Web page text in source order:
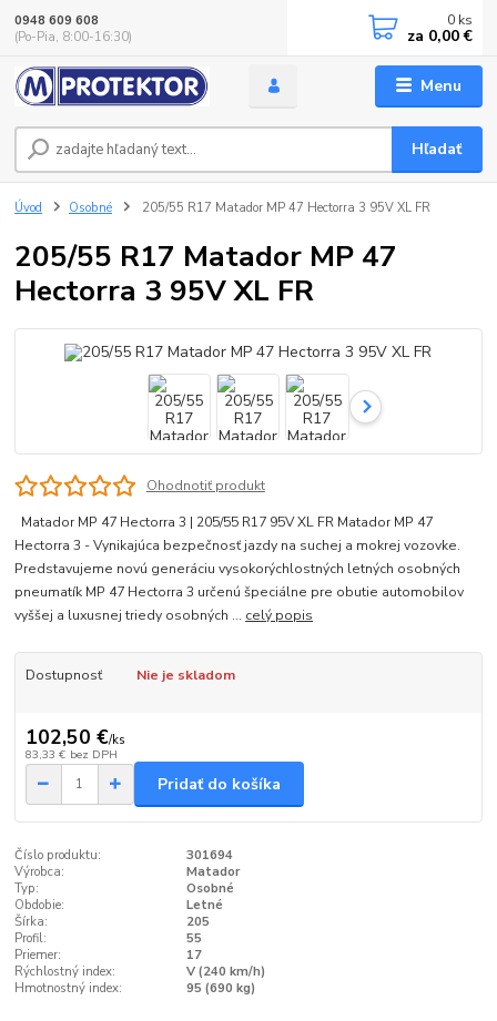
Menu
Hľadať
0948 609 608
(Po-Pia, 8:00-16:30)
0 ks
za 0,00 €
Úvod Osobné 205/55 R17 Matador MP 47 Hectorra 3 95V XL FR
205/55 R17 Matador MP 47
Hectorra 3 95V XL FR
Ohodnotiť produkt
Matador MP 47 Hectorra 3 | 205/55 R17 95V XL FR Matador MP 47
Hectorra 3 - Vynikajúca bezpečnosť jazdy na suchej a mokrej vozovke.
Predstavujeme novú generáciu vysokorýchlostných letných osobných
pneumatík MP 47 Hectorra 3 určenú špeciálne pre obutie automobilov
vyššej a luxusnej triedy osobných ... celý popis
Dostupnosť Nie je skladom
102,50 €/ks
83,33 € bez DPH
Pridať do košíka
Číslo produktu:
301694
Výrobca:
Matador
Typ:
Osobné
Obdobie:
Letné
Šírka:
205
Profil:
55
Priemer:
17
Rýchlostný index:
V (240 km/h)
Hmotnostný index:
95 (690 kg)